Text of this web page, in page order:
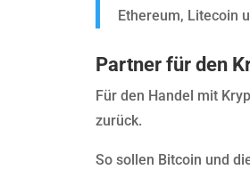
Ethereum, Litecoin
Partner für den
Für den Handel mit
zurück.
So sollen Bitcoin und